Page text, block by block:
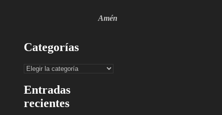
Amén
Categorías
Categorías
Entradas
recientes